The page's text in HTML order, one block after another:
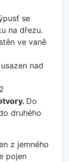
se
na dřezu.
ve vaně
nad
Do
druhého
z jemného
pojen